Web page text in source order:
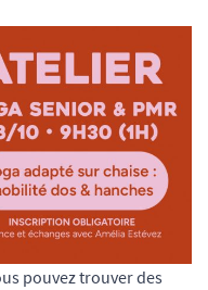
pouvez trouver des